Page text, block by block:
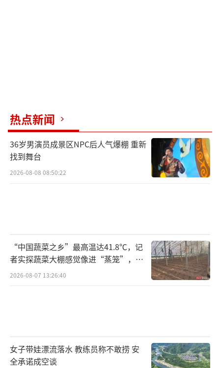
热点新闻
36岁男演员成景区NPC后人气爆棚 重新
找到舞台
2026-08-08 08:50:22
“中国蔬菜之乡”最高温达41.8℃，记
者实探蔬菜大棚感觉像进“蒸笼”，有
村民称只能凌晨两点起来干活
2026-08-07 13:26:40
女子带娃漂流落水 教练员称不敢捞 安
全承诺成空谈